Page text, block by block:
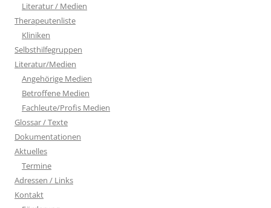
Literatur / Medien
Therapeutenliste
Kliniken
Selbsthilfegruppen
Literatur/Medien
Angehörige Medien
Betroffene Medien
Fachleute/Profis Medien
Glossar / Texte
Dokumentationen
Aktuelles
Termine
Adressen / Links
Kontakt